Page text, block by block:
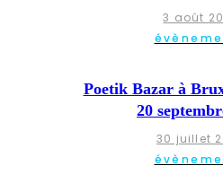
3 août
Poetik Bazar à
20
30 juillet